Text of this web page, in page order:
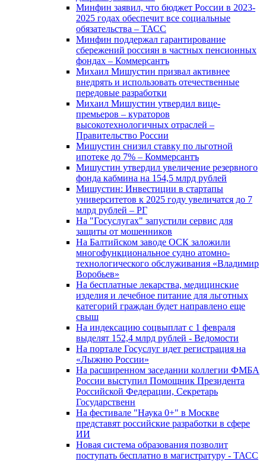
Минфин заявил, что бюджет России в 2023-
2025 годах обеспечит все социальные
обязательства – ТАСС
Минфин поддержал гарантирование
сбережений россиян в частных пенсионных
фондах – Коммерсантъ
Михаил Мишустин призвал активнее
внедрять и использовать отечественные
передовые разработки
Михаил Мишустин утвердил вице-
премьеров – кураторов
высокотехнологичных отраслей –
Правительство России
Мишустин снизил ставку по льготной
ипотеке до 7% – Коммерсантъ
Мишустин утвердил увеличение резервного
фонда кабмина на 154,5 млрд рублей
Мишустин: Инвестиции в стартапы
университетов к 2025 году увеличатся до 7
млрд рублей – РГ
На "Госуслугах" запустили сервис для
защиты от мошенников
На Балтийском заводе ОСК заложили
многофункциональное судно атомно-
технологического обслуживания «Владимир
Воробьев»
На бесплатные лекарства, медицинские
изделия и лечебное питание для льготных
категорий граждан будет направлено еще
свыш
На индексацию соцвыплат с 1 февраля
выделят 152,4 млрд рублей - Ведомости
На портале Госуслуг идет регистрация на
«Лыжню России»
На расширенном заседании коллегии ФМБА
России выступил Помощник Президента
Российской Федерации, Секретарь
Государственн
На фестивале "Наука 0+" в Москве
представят российские разработки в сфере
ИИ
Новая система образования позволит
поступать бесплатно в магистратуру - ТАСС